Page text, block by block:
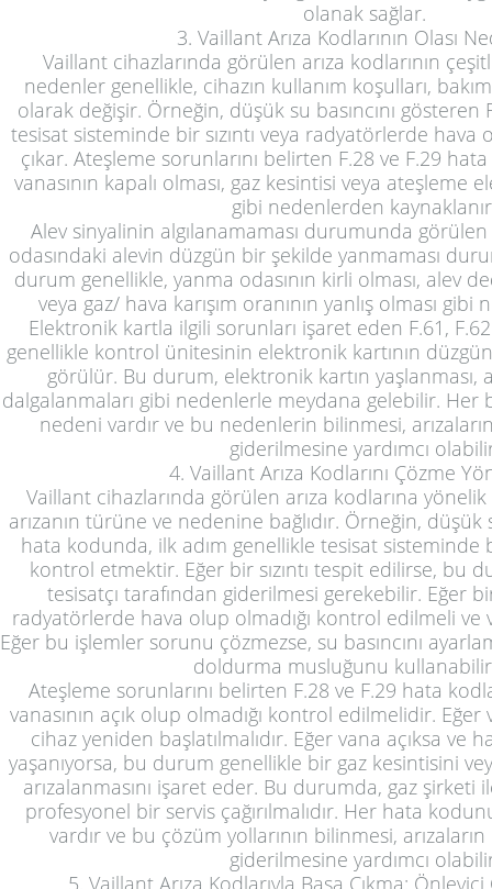
olanak sağlar.
3. Vaillant Arıza Kodlarının Olası
Vaillant cihazlarında görülen arıza kodlarının
nedenler genellikle, cihazın kullanım koşulları,
olarak değişir. Örneğin, düşük su basıncını
tesisat sisteminde bir sızıntı veya radyatörlerde
çıkar. Ateşleme sorunlarını belirten F.28 ve F.29
vanasının kapalı olması, gaz kesintisi veya ateşleme
gibi nedenlerden
Alev sinyalinin algılanamaması durumunda
odasındaki alevin düzgün bir şekilde yanmaması
durum genellikle, yanma odasının kirli olması, alev
veya gaz/ hava karışım oranının yanlış olması
Elektronik kartla ilgili sorunları işaret eden F.61,
genellikle kontrol ünitesinin elektronik kartının
görülür. Bu durum, elektronik kartın yaşlanması,
dalgalanmaları gibi nedenlerle meydana gelebilir.
nedeni vardır ve bu nedenlerin bilinmesi,
giderilmesine yardımcı
4. Vaillant Arıza Kodlarını Çözme
Vaillant cihazlarında görülen arıza kodlarına
arızanın türüne ve nedenine bağlıdır. Örneğin, düşük
hata kodunda, ilk adım genellikle tesisat sisteminde
kontrol etmektir. Eğer bir sızıntı tespit edilirse, bu
tesisatçı tarafından giderilmesi gerekebilir. Eğer
radyatörlerde hava olup olmadığı kontrol edilmeli ve
Eğer bu işlemler sorunu çözmezse, su basıncını
doldurma musluğunu
Ateşleme sorunlarını belirten F.28 ve F.29 hata
vanasının açık olup olmadığı kontrol edilmelidir. Eğer
cihaz yeniden başlatılmalıdır. Eğer vana açıksa ve
yaşanıyorsa, bu durum genellikle bir gaz kesintisini
arızalanmasını işaret eder. Bu durumda, gaz şirketi
profesyonel bir servis çağırılmalıdır. Her hata
vardır ve bu çözüm yollarının bilinmesi,
giderilmesine yardımcı
5. Vaillant Arıza Kodlarıyla Başa Çıkma: